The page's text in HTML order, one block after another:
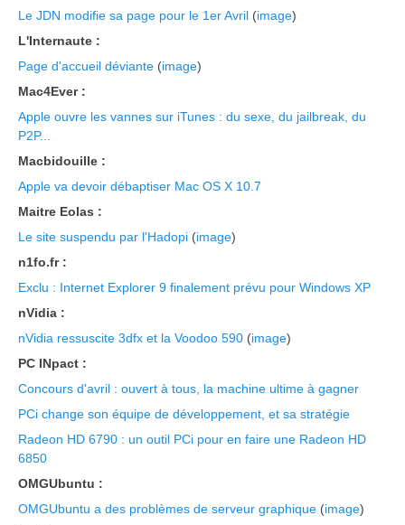
Le JDN modifie sa page pour le 1er Avril (image)
L'Internaute :
Page d'accueil déviante (image)
Mac4Ever :
Apple ouvre les vannes sur iTunes : du sexe, du jailbreak, du
P2P...
Macbidouille :
Apple va devoir débaptiser Mac OS X 10.7
Maitre Eolas :
Le site suspendu par l'Hadopi (image)
n1fo.fr :
Exclu : Internet Explorer 9 finalement prévu pour Windows XP
nVidia :
nVidia ressuscite 3dfx et la Voodoo 590 (image)
PC INpact :
Concours d'avril : ouvert à tous, la machine ultime à gagner
PCi change son équipe de développement, et sa stratégie
Radeon HD 6790 : un outil PCi pour en faire une Radeon HD
6850
OMGUbuntu :
OMGUbuntu a des problèmes de serveur graphique (image)